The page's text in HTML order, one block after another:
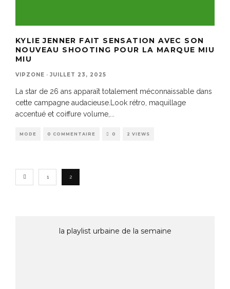
KYLIE JENNER FAIT SENSATION AVEC SON
NOUVEAU SHOOTING POUR LA MARQUE MIU
MIU
VIPZONE · JUILLET 23, 2025
La star de 26 ans apparaît totalement méconnaissable dans
cette campagne audacieuse.Look rétro, maquillage
accentué et coiffure volume,
MODE 0 COMMENTAIRE 0 2 VIEWS
1 2
la playlist urbaine de la semaine